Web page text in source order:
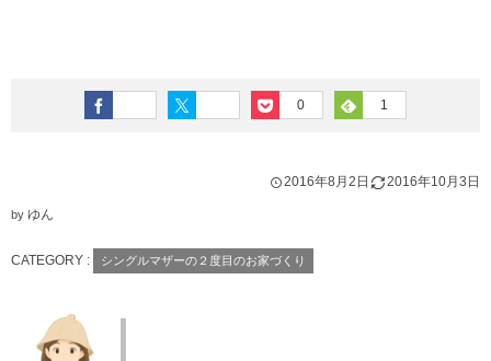
0 1
2016年8月2日 2016年10月3日
by ゆん
CATEGORY : シングルマザーの２度目のお家づくり